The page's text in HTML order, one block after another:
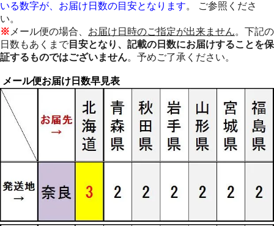
いる数字が、お届け日数の目安となります。 ご参照くださ
い。
※ メール便の場合、 お届け日時のご指定が出来ません。下記の
日数もあくまで 目安となり、記載の日数にお届けすることを保
証するものではございません。予めご了承ください。
メール便お届け日数早見表